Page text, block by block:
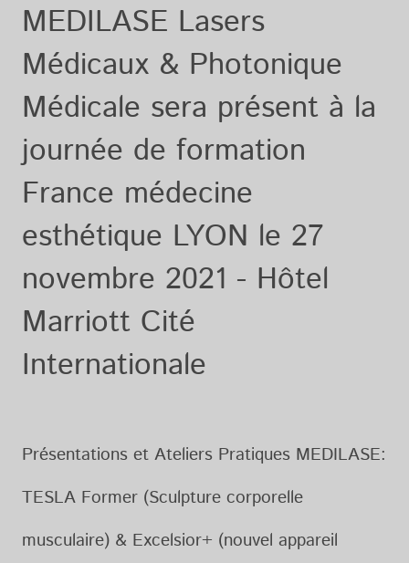
MEDILASE Lasers
Médicaux & Photonique
Médicale sera présent à la
journée de formation
France médecine
esthétique LYON le 27
novembre 2021 - Hôtel
Marriott Cité
Internationale
Présentations et Ateliers Pratiques MEDILASE:
TESLA Former (Sculpture corporelle
musculaire) & Excelsior+ (nouvel appareil